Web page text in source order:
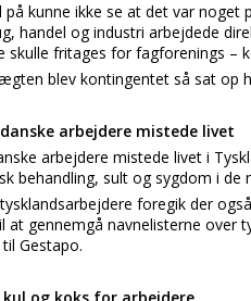
kunne ikke se at det var
handel og industri arbejdede
skulle fritages for fagforenings –
blev kontingentet så sat op
arbejdere mistede livet
arbejdere mistede livet i
behandling, sult og sygdom i de
foregik der
at gennemgå navnelisterne
Gestapo.